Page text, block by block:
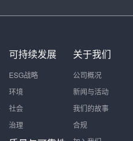
可持续发展
ESG战略
环境
社会
治理
关于我们
公司概况
新闻与活动
我们的故事
合规